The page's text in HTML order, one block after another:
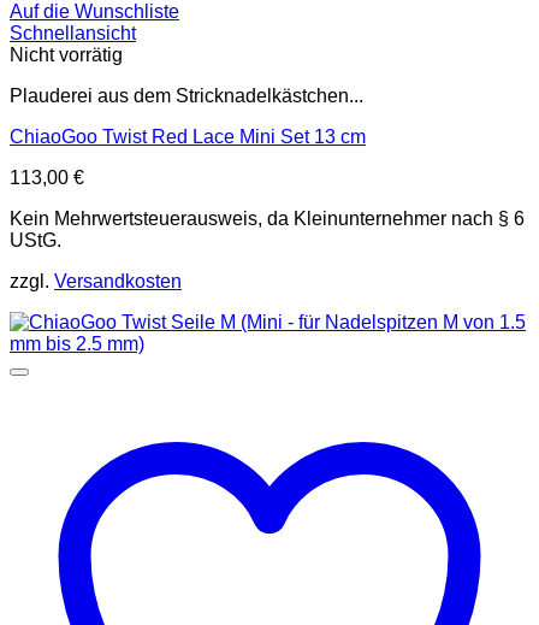
Auf die Wunschliste
Schnellansicht
Nicht vorrätig
Plauderei aus dem Stricknadelkästchen...
ChiaoGoo Twist Red Lace Mini Set 13 cm
113,00 €
Kein Mehrwertsteuerausweis, da Kleinunternehmer nach § 6
UStG.
zzgl. Versandkosten